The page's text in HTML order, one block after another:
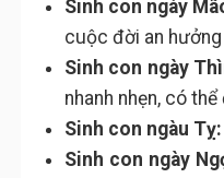
Sinh con ngày
cuộc đời an
Sinh con ngày
nhanh nhẹn, có
Sinh con ngàu Tỵ:
Sinh con ngày